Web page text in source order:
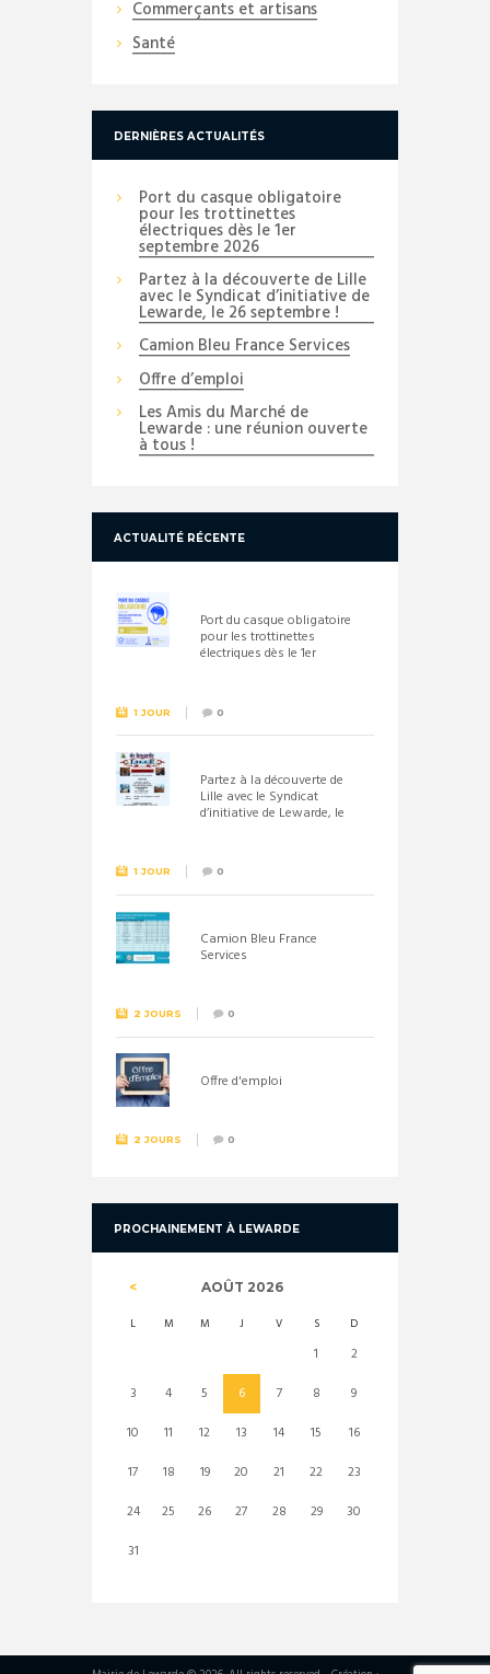
Commerçants et artisans
Santé
DERNIÈRES ACTUALITÉS
Port du casque obligatoire
pour les trottinettes
électriques dès le 1er
septembre 2026
Partez à la découverte de Lille
avec le Syndicat d’initiative de
Lewarde, le 26 septembre !
Camion Bleu France Services
Offre d’emploi
Les Amis du Marché de
Lewarde : une réunion ouverte
à tous !
ACTUALITÉ RÉCENTE
Port du casque obligatoire
pour les trottinettes
électriques dès le 1er
1 JOUR 0
Partez à la découverte de
Lille avec le Syndicat
d’initiative de Lewarde, le
1 JOUR 0
Camion Bleu France
Services
2 JOURS 0
Offre d'emploi
2 JOURS 0
PROCHAINEMENT À LEWARDE
AOÛT 2026
L M M J V S D
1
2
3
4 5 6 7 8
9
10
11 12 13 14 15
16
17
18 19 20 21 22
23
24
25 26 27 28 29
30
31